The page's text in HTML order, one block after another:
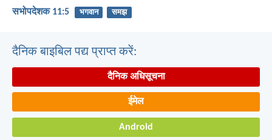
सभोपदेशक 11:5 भगवान समझ
दैनिक बाइबिल पद्य प्राप्त करें:
दैनिक अधिसूचना
ईमेल
Android